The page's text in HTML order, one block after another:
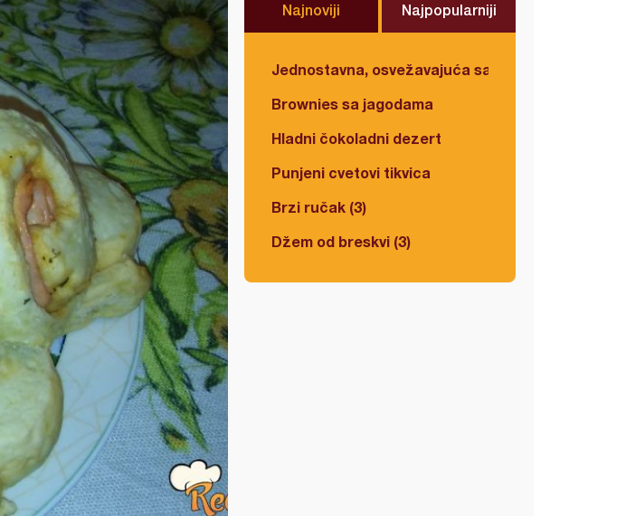
Najnoviji Najpopularniji
Jednostavna, osvežavajuća salata
Brownies sa jagodama
Hladni čokoladni dezert
Punjeni cvetovi tikvica
Brzi ručak (3)
Džem od breskvi (3)